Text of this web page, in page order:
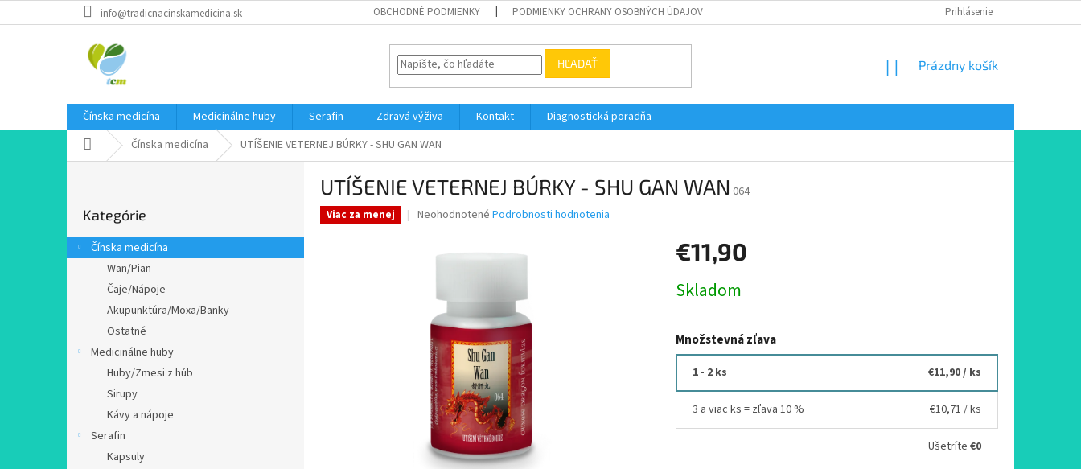
na
info@tradicnacinskamedicina.sk OBCHODNÉ PODMIENKY PODMIENKY OCHRANY OSOBNÝCH ÚDAJOV Prihlásenie
HĽADAŤ
NÁKUPNÝ
Prázdny košík
Čínska medicína Medicinálne huby Serafin Zdravá výživa Kontakt
Diagnostická poradňa
Domov Čínska medicína UTÍŠENIE VETERNEJ BÚRKY - SHU GAN WAN
ý
p
kategórie
Kategórie
Čínska medicína
Wan/Pian
Čaje/Nápoje
Akupunktúra/Moxa/Banky
Ostatné
Medicinálne huby
Huby/Zmesi z húb
Sirupy
Kávy a nápoje
Serafin
Kapsuly
UTÍŠENIE VETERNEJ BÚRKY - SHU GAN WAN 064
Viac za menej
Priemerné
hviezdičiek.
Neohodnotené Podrobnosti hodnotenia
€11,90
cena:
Skladom
Množstevná zľava
1 - 2 ks €11,90/ ks
3 a viac ks = zľava 10 % €10,71 / ks
Ušetríte €0